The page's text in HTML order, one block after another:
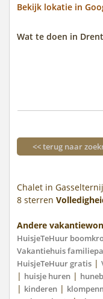
Bekijk lokatie in
Wat te doen in
<< terug naar
Chalet in
8 sterren
Andere
HuisjeTeHuur
Vakantiehuis
HuisjeTeHuur gratis |
| huisje huren |
| kinderen |